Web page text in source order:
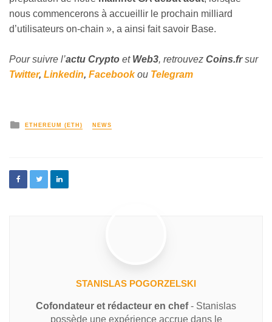
nous commencerons à accueillir le prochain milliard
d’utilisateurs on-chain », a ainsi fait savoir Base.
Pour suivre l’actu Crypto et Web3, retrouvez Coins.frsur
Twitter, Linkedin, Facebookou Telegram
ETHEREUM (ETH) NEWS
STANISLAS POGORZELSKI
Cofondateur et rédacteur en chef- Stanislas
possède une expérience accrue dans le